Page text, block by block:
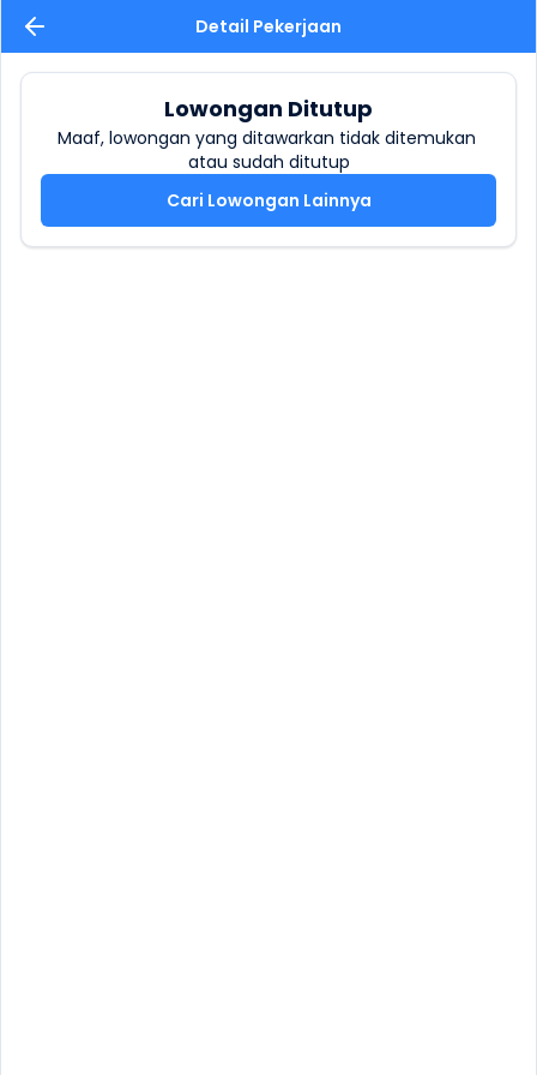
Detail Pekerjaan
Lowongan Ditutup
Maaf, lowongan yang ditawarkan tidak ditemukan
atau sudah ditutup
Cari Lowongan Lainnya